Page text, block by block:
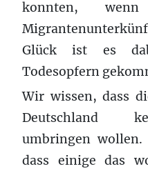
konnten,
Glück ist es
Todesopfern
Wir wissen, dass
Deutschland
umbringen
dass einige das